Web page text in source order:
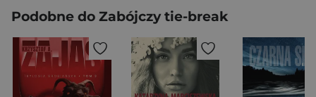
Podobne do Zabójczy tie-break